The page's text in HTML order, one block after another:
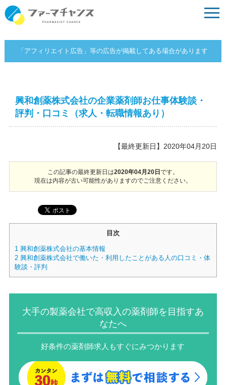
「アフィリエイト広告」等の広告が掲載してある場合があります
興和創薬株式会社の企業薬剤師お仕事体験談・
評判・口コミ（求人・転職情報あり）
【最終更新日】2020年04月20日
この記事の最終更新日は2020年04月20日です。
現在は内容が古い可能性がありますのでご注意ください。
目次
1興和創薬株式会社の基本情報
2興和創薬株式会社で働いた・利用したことがある人の口コミ・体
験談・評判
大手の製薬会社で高収入の薬剤師を目指すあ
なたへ
好条件の薬剤師求人もすぐにみつかります